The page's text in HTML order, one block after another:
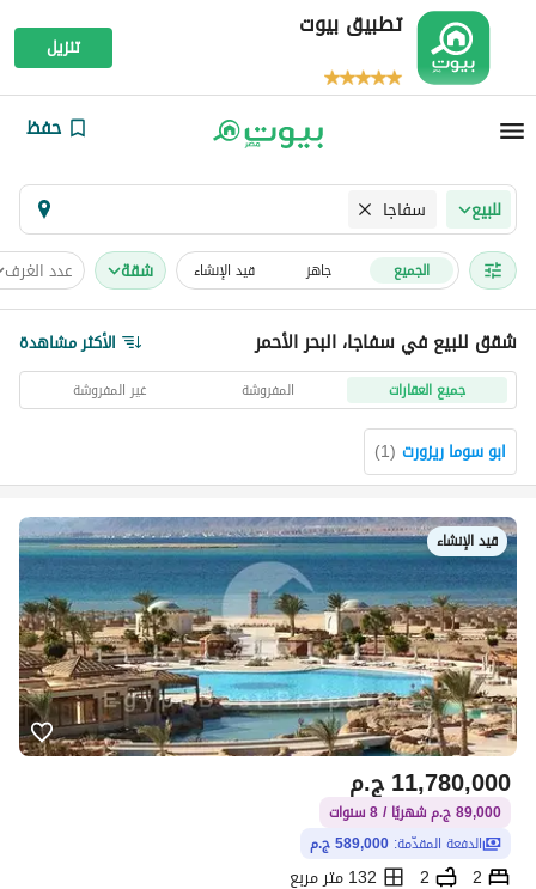
تطبيق بيوت
تنزيل
حفظ
للبيع سفاجا
الجميع جاهز قيد الإنشاء شقة عدد الغرف
شقق للبيع في سفاجا، البحر الأحمر الأكثر مشاهدة
جميع العقارات المفروشة غير المفروشة
ابو سوما ريزورت (
1
)
قيد الإنشاء
ج.م11,780,000
89,000 ج.م شهريًا / 8 سنوات
الدفعة المقدّمة: 589,000 ج.م
2
2
132 متر مربع